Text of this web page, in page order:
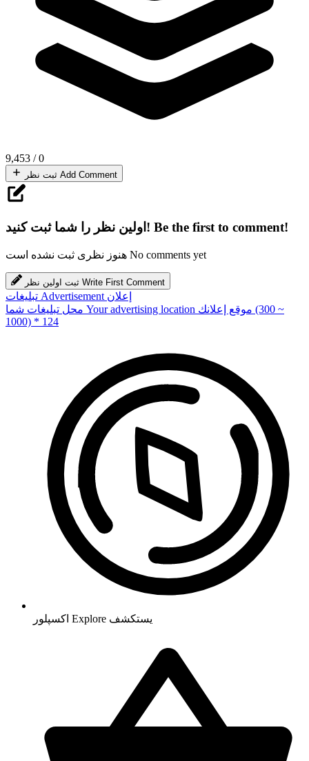
9,453 / 0
ثبت نظر Add Comment
اولین نظر را شما ثبت کنید! Be the first to comment!
هنوز نظری ثبت نشده است No comments yet
ثبت اولین نظر Write First Comment
تبلیغات Advertisement إعلان
محل تبلیغات شما Your advertising location موقع إعلانك (300 ~
1000) * 124
اکسپلور Explore يستكشف